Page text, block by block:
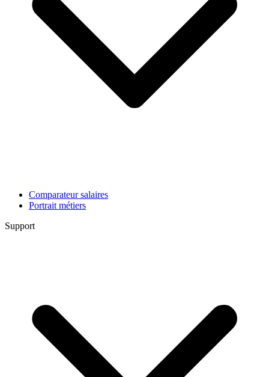
Comparateur salaires
Portrait métiers
Support